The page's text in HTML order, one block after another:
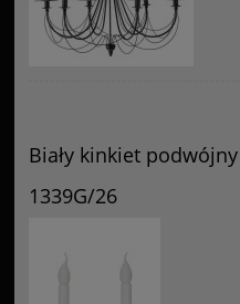
Biały kinkiet podwójny
1339G/26